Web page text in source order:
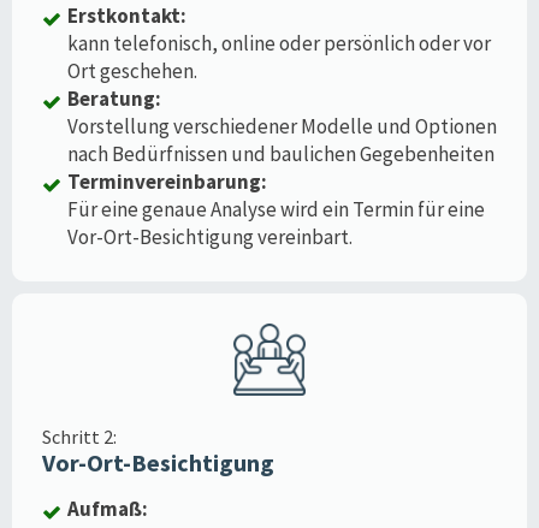
Erstkontakt:
kann telefonisch, online oder persönlich oder vor
Ort geschehen.
Beratung:
Vorstellung verschiedener Modelle und Optionen
nach Bedürfnissen und baulichen Gegebenheiten
Terminvereinbarung:
Für eine genaue Analyse wird ein Termin für eine
Vor-Ort-Besichtigung vereinbart.
Schritt 2:
Vor-Ort-Besichtigung
Aufmaß: